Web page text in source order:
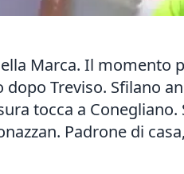
Marca. Il momento
Treviso. Sfilano
tocca a Conegliano.
Padrone di